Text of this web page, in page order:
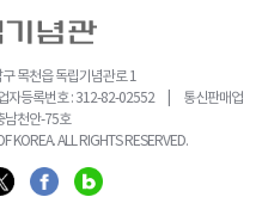
목천읍 독립기념관로 1
등록번호 : 312-82-02552 | 통신판매업
남천안-75호
KOREA. ALL RIGHTS RESERVED.